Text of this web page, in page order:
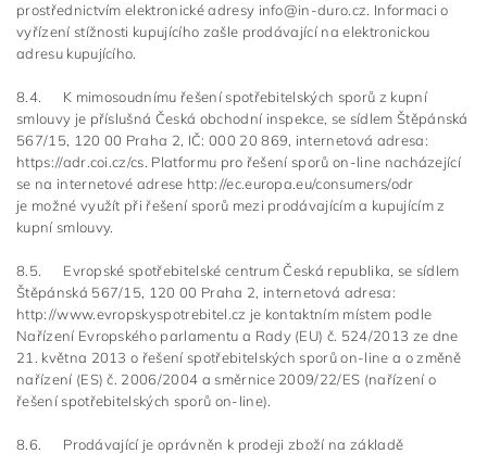
prostřednictvím elektronické adresy info@in-duro.cz. Informaci o
vyřízení stížnosti kupujícího zašle prodávající na elektronickou
adresu kupujícího.
8.4. K mimosoudnímu řešení spotřebitelských sporů z kupní
smlouvy je příslušná Česká obchodní inspekce, se sídlem Štěpánská
567/15, 120 00 Praha 2, IČ: 000 20 869, internetová adresa:
https://adr.coi.cz/cs. Platformu pro řešení sporů on-line nacházející
se na internetové adrese http://ec.europa.eu/consumers/odr
je možné využít při řešení sporů mezi prodávajícím a kupujícím z
kupní smlouvy.
8.5. Evropské spotřebitelské centrum Česká republika, se sídlem
Štěpánská 567/15, 120 00 Praha 2, internetová adresa:
http://www.evropskyspotrebitel.cz je kontaktním místem podle
Nařízení Evropského parlamentu a Rady (EU) č. 524/2013 ze dne
21. května 2013 o řešení spotřebitelských sporů on-line a o změně
nařízení (ES) č. 2006/2004 a směrnice 2009/22/ES (nařízení o
řešení spotřebitelských sporů on-line).
8.6. Prodávající je oprávněn k prodeji zboží na základě